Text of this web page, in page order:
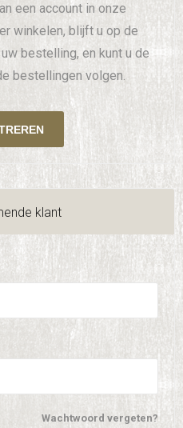
een account in onze
winkelen, blijft u op de
bestelling, en kunt u de
bestellingen volgen.
klant
Wachtwoord vergeten?